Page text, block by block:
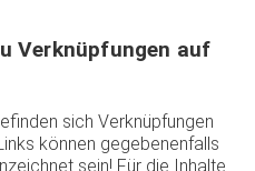
Verknüpfungen auf
sich Verknüpfungen
können gegebenenfalls
sein! Für die Inhalte